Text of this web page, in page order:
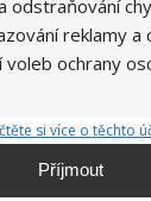
odstraňování
reklamy a
voleb ochrany
si více o těchto
Příjmout
Jiří Kolář